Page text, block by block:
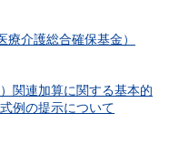
介護総合確保基金）
関連加算に関する基本的
例の提示について